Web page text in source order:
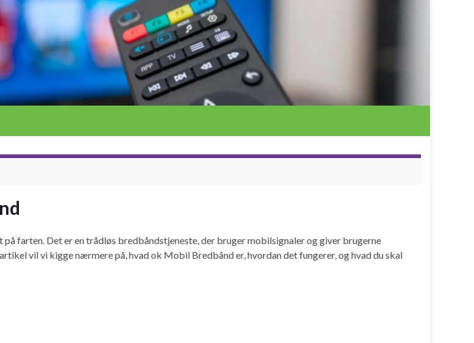
farten. Det er en trådløs bredbåndstjeneste, der bruger mobilsignaler og giver brugerne
vil vi kigge nærmere på, hvad ok Mobil Bredbånd er, hvordan det fungerer, og hvad du skal